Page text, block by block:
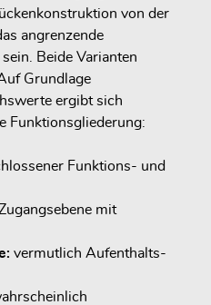
von der
angrenzende
Beide Varianten
Grundlage
ergibt sich
Funktionsgliederung:
Funktions- und
mit
vermutlich Aufenthalts-